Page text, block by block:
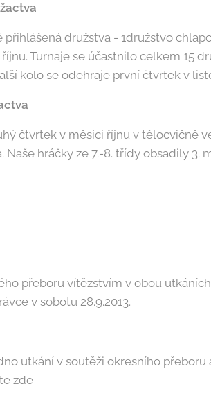
družstva - 1družstvo
Turnaje se účastnilo celkem 15
kolo se odehraje první čtvrtek v
čtvrtek v měsíci říjnu v tělocvičně
hráčky ze 7.-8. třídy obsadily 3.
přeboru vítězstvím v obou
v sobotu 28.9.2013.
utkání v soutěži okresního přeboru
zde